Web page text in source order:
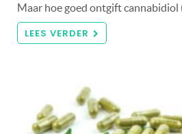
Maar hoe goed ontgift cannabidiol
LEES VERDER